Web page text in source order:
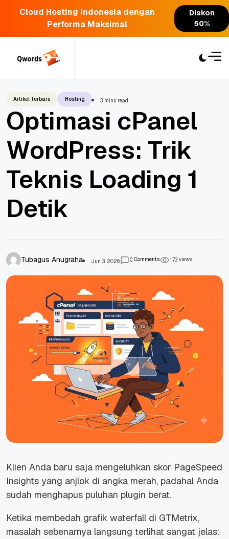
Cloud Hosting Indonesia dengan
Performa Maksimal
Diskon
50%
Artikel Terbaru Hosting 3 mins read
Optimasi cPanel
WordPress: Trik
Teknis Loading 1
Detik
Tubagus Anugraha Jun 3, 2026 0Comments 173views
Klien Anda baru saja mengeluhkan skor PageSpeed
Insights yang anjlok di angka merah, padahal Anda
sudah menghapus puluhan plugin berat.
Ketika membedah grafik waterfall di GTMetrix,
masalah sebenarnya langsung terlihat sangat jelas: